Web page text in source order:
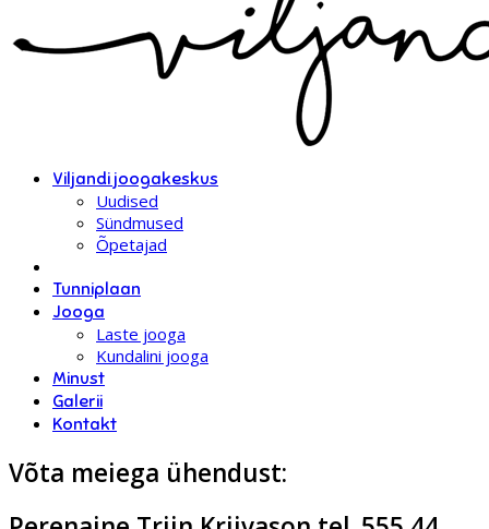
Viljandi joogakeskus
Uudised
Sündmused
Õpetajad
Tunniplaan
Jooga
Laste jooga
Kundalini jooga
Minust
Galerii
Kontakt
Võta meiega ühendust: